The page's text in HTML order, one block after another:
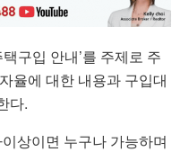
구입 안내’를 주제로 주
율에 대한 내용과 구입대
다.
상이면 누구나 가능하며